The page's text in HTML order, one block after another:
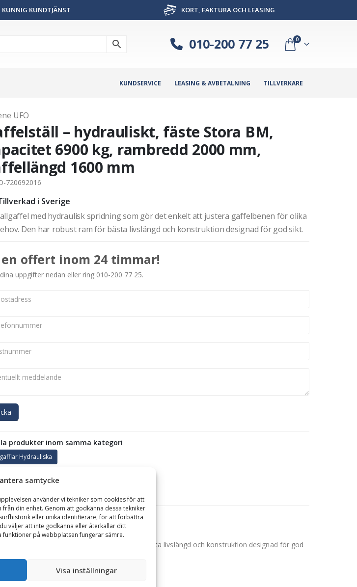
samtycke
använder vi tekniker som cookies för att
din enhet. Genom att godkänna dessa tekniker
eller unika identifierare, för att förbättra
väljer att inte godkänna eller återkallar ditt
funktioner på webbplatsen fungerar sämre.
Visa inställningar
KUNNIG KUNDTJÄNST KORT, FAKTURA OCH LEASING
010-200 77 25 0
KUNDSERVICE LEASING & AVBETALNING TILLVERKARE
UFO
– hydrauliskt, fäste Stora BM,
6900 kg, rambredd 2000 mm,
1600 mm
720692016
i Sverige
med hydraulisk spridning som gör det enkelt att justera gaffelbenen för olika
Den har robust ram för bästa livslängd och konstruktion designad för god sikt.
en offert inom 24 timmar!
uppgifter nedan eller ring 010-200 77 25.
produkter inom samma kategori
Hydrauliska
mm, gaffellängd 1600 mm
olika lyftbehov. Den har robust ram för bästa livslängd och konstruktion designad för god